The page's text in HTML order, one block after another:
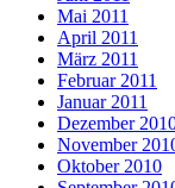
Mai 2011
April 2011
März 2011
Februar 2011
Januar 2011
Dezember
November
Oktober 2010